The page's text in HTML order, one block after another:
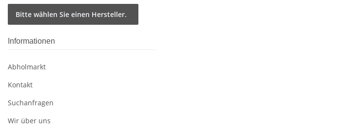
Bitte wählen Sie einen Hersteller.
Informationen
Abholmarkt
Kontakt
Suchanfragen
Wir über uns